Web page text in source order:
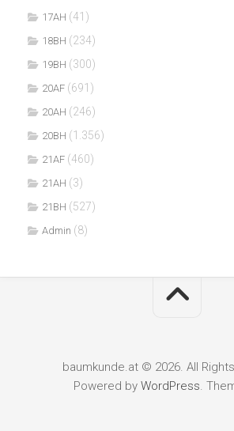
17AH (41)
18BH (234)
19BH (300)
20AF (691)
20AH (246)
20BH (1.356)
21AF (460)
21AH (3)
21BH (527)
Admin (8)
baumkunde.at © 2026. All
Powered by WordPress.